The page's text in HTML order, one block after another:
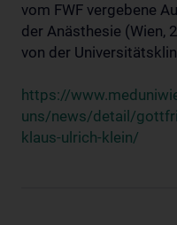
vom FWF vergebene
der Anästhesie (Wien,
von der
https://
uns/news/detail/
klaus-ulrich-klein/